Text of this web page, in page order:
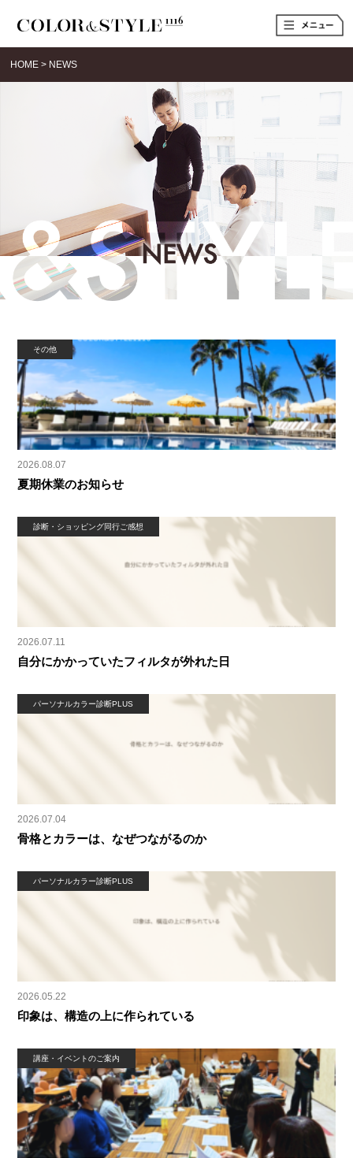
t
o
e
HOME > NEWS
その他
2026.08.07
夏期休業のお知らせ
診断・ショッピング同行ご感想
2026.07.11
自分にかかっていたフィルタが外れた日
パーソナルカラー診断PLUS
2026.07.04
骨格とカラーは、なぜつながるのか
パーソナルカラー診断PLUS
2026.05.22
印象は、構造の上に作られている
講座・イベントのご案内